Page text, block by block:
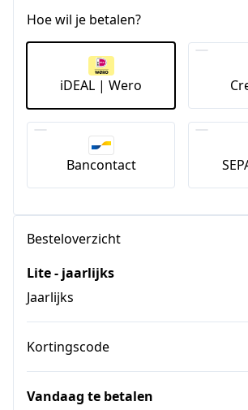
Hoe wil je betalen?
iDEAL | Wero
Bancontact
Besteloverzicht
Lite - jaarlijks
Jaarlijks
Kortingscode
Vandaag te betalen